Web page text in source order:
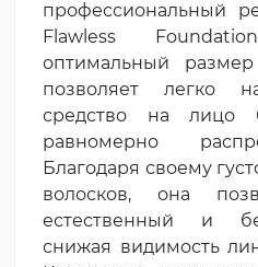
профессиональный
Flawless
оптимальный
позволяет легко
средство на лицо
равномерно
Благодаря своему
волосков, она
естественный и
снижая видимость